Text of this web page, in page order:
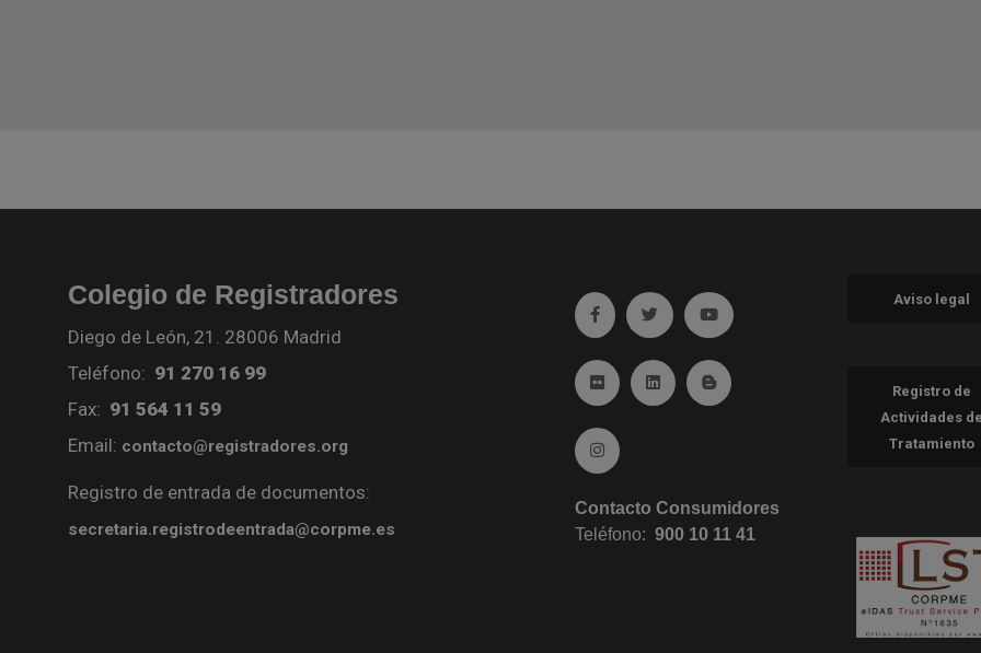
Colegio de Registradores
Diego de León, 21. 28006 Madrid
Teléfono: 91 270 16 99
Fax: 91 564 11 59
Email: contacto@registradores.org
Registro de entrada de documentos:
secretaria.registrodeentrada@corpme.es
Ir a facebook (abre en ventana nueva)
Ir a twitter (abre en ventana nueva)
Ir a YouTube (abre en ventana nueva)
Ir a Flickr (abre en ventana nueva)
Ir a Linkedin (abre en ventana nueva)
Ir al Blog (abre en ventana nueva)
Ir a Instagram (abre en ventana nueva)
Contacto Consumidores
Teléfono:900 10 11 41
Aviso legal
Registro de
Actividades de
Tratamiento